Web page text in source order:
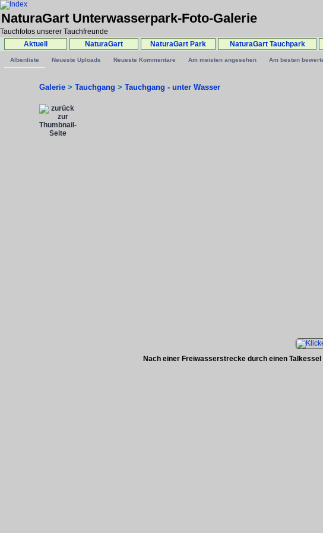
NaturaGart Unterwasserpark-Foto-Galerie
Tauchfotos unserer Tauchfreunde
Aktuell
NaturaGart NaturaGart Park NaturaGart Tauchpark
Albenliste Neueste Uploads Neueste Kommentare Am meisten angesehen Am besten
Galerie > Tauchgang > Tauchgang - unter Wasser
Nach einer Freiwasserstrecke durch einen